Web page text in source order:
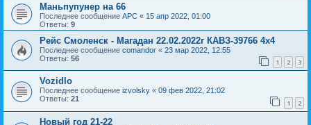
Маньпупунер на 66
Последнее сообщение АРС « 15 апр 2022, 01:00
Ответы: 9
Рейс Смоленск - Магадан 22.02.2022г КАВЗ-39766 4х4
Последнее сообщение comandor « 23 мар 2022, 12:55
Ответы: 56 1 2 3
Vozidlo
Последнее сообщение izvolsky « 09 фев 2022, 21:02
Ответы: 21 1 2
Новый год 21-22